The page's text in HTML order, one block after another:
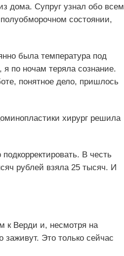
дома. Супруг узнал обо всем
состоянии,
была температура под
по ночам теряла сознание.
понятное дело, пришлось
хирург решила
В честь
рублей взяла 25 тысяч. И
к Верди и, несмотря на
Это только сейчас